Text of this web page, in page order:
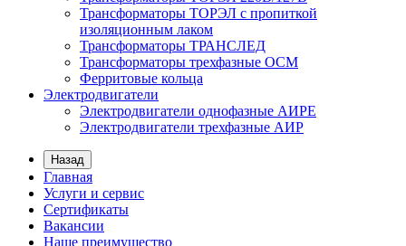
Трансформаторы ТОРЭЛ с пропиткой
изоляционным лаком
Трансформаторы ТРАНСЛЕД
Трансформаторы трехфазные ОСМ
Ферритовые кольца
Электродвигатели
Электродвигатели однофазные АИРЕ
Электродвигатели трехфазные АИР
Назад
Главная
Услуги и сервис
Сертификаты
Вакансии
Наше преимущество